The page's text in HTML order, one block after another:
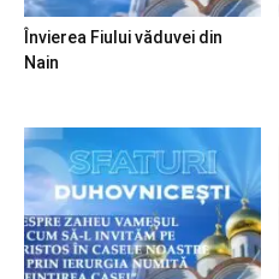
Învierea Fiului văduvei din
Nain